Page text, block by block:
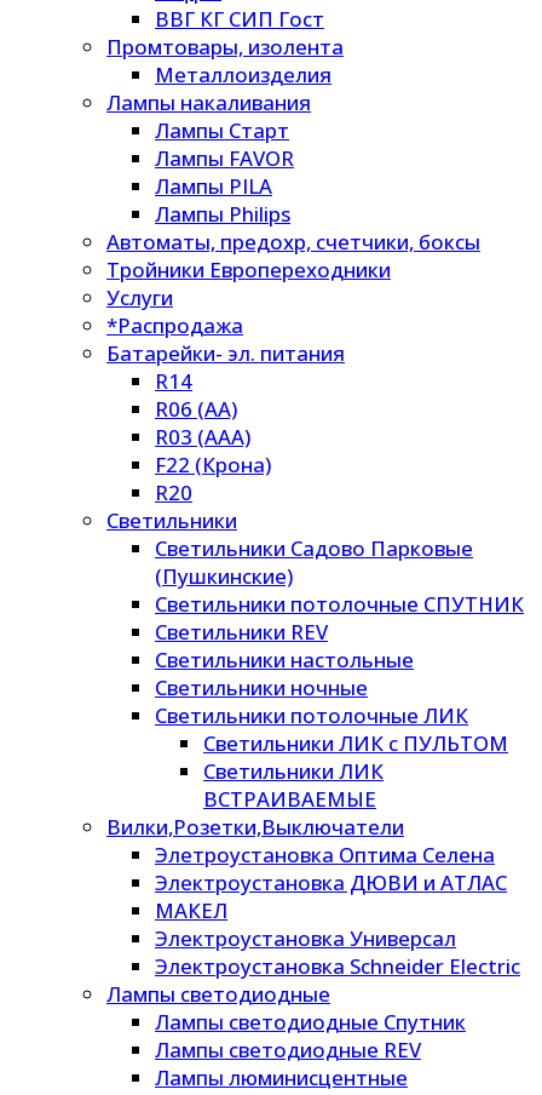
ВВГ КГ СИП Гост
Промтовары, изолента
Металлоизделия
Лампы накаливания
Лампы Старт
Лампы FAVOR
Лампы PILA
Лампы Philips
Автоматы, предохр, счетчики, боксы
Тройники Европереходники
Услуги
*Распродажа
Батарейки- эл. питания
R14
R06 (AA)
R03 (AAA)
F22 (Крона)
R20
Светильники
Светильники Садово Парковые
(Пушкинские)
Светильники потолочные СПУТНИК
Светильники REV
Светильники настольные
Светильники ночные
Светильники потолочные ЛИК
Светильники ЛИК с ПУЛЬТОМ
Светильники ЛИК
ВСТРАИВАЕМЫЕ
Вилки,Розетки,Выключатели
Элетроустановка Оптима Селена
Электроустановка ДЮВИ и АТЛАС
МАКЕЛ
Электроустановка Универсал
Электроустановка Schneider Electric
Лампы светодиодные
Лампы светодиодные Спутник
Лампы светодиодные REV
Лампы люминисцентные